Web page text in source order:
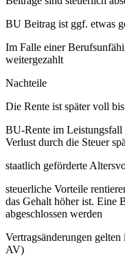
BU Beitrag ist ggf. etwas
Im Falle einer
weitergezahlt
Nachteile
Die Rente ist später voll
BU-Rente im Leistungsfall
Verlust durch die Steuer
staatlich geförderte
steuerliche Vorteile
das Gehalt höher ist. Eine
abgeschlossen werden
Vertragsänderungen
AV)